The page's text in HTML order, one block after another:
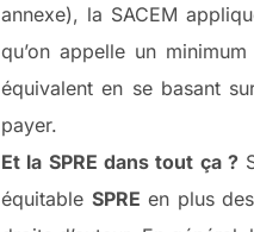
annexe), la SACEM
qu’on appelle un
équivalent en se basant
payer.
Et la SPRE dans tout ça ?
équitable SPRE en plus